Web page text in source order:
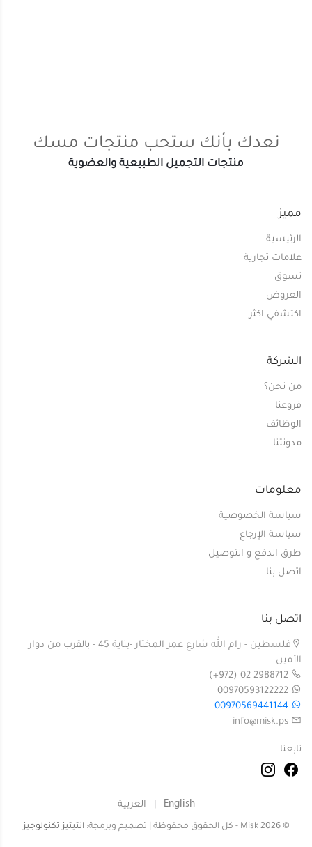
نعدك بأنك ستحب منتجات مسك
منتجات التجميل الطبيعية والعضوية
مميز
الرئيسية
علامات تجارية
تسوق
العروض
اكتشفي اكثر
الشركة
من نحن؟
فروعنا
الوظائف
مدونتنا
معلومات
سياسة الخصوصية
سياسة الإرجاع
طرق الدفع و التوصيل
اتصل بنا
اتصل بنا
فلسطين - رام الله شارع عمر المختار -بناية 45 - بالقرب من دوار
الأمين
(+972) 02 2988712
تابعنا
English العربية
©
2026 Misk - كل الحقوق محفوظة | تصميم وبرمجة: انتيتيز تكنولوجيز